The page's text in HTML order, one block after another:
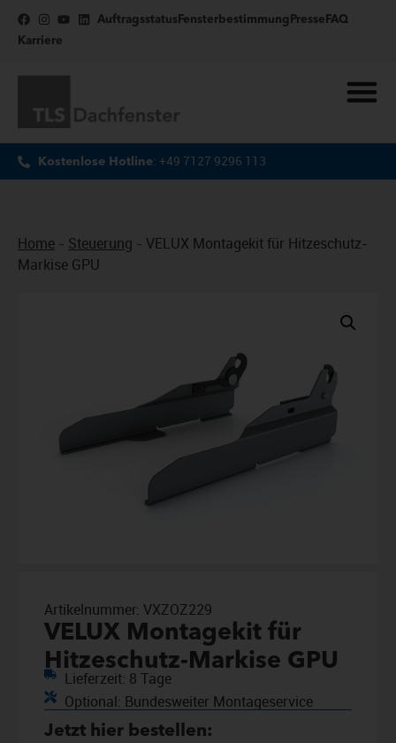
Auftragsstatus Fensterbestimmung Presse FAQ
Karriere
Kostenlose Hotline: +49 7127 9296 113
Home - Steuerung - VELUX Montagekit für Hitzeschutz-
Markise GPU
Artikelnummer: VXZOZ229
VELUX Montagekit für
Hitzeschutz-Markise GPU
Lieferzeit: 8 Tage
Optional: Bundesweiter Montageservice
Jetzt hier bestellen: